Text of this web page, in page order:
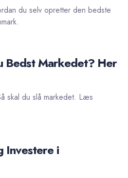
du selv opretter den bedste
Bedst Markedet? Her
skal du slå markedet. Læs
Investere i